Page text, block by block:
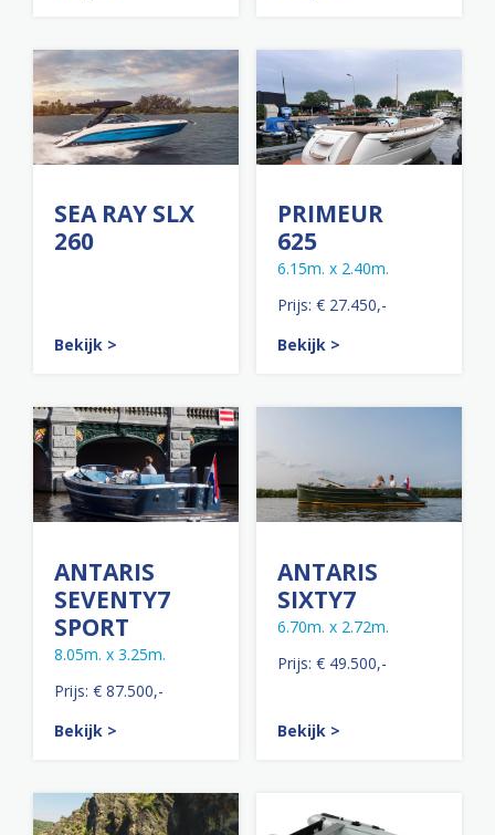
SEA RAY SLX
260
Bekijk >
PRIMEUR
625
6.15m. x 2.40m.
Prijs: € 27.450,-
Bekijk >
ANTARIS
SEVENTY7
SPORT
8.05m. x 3.25m.
Prijs: € 87.500,-
Bekijk >
ANTARIS
SIXTY7
6.70m. x 2.72m.
Prijs: € 49.500,-
Bekijk >